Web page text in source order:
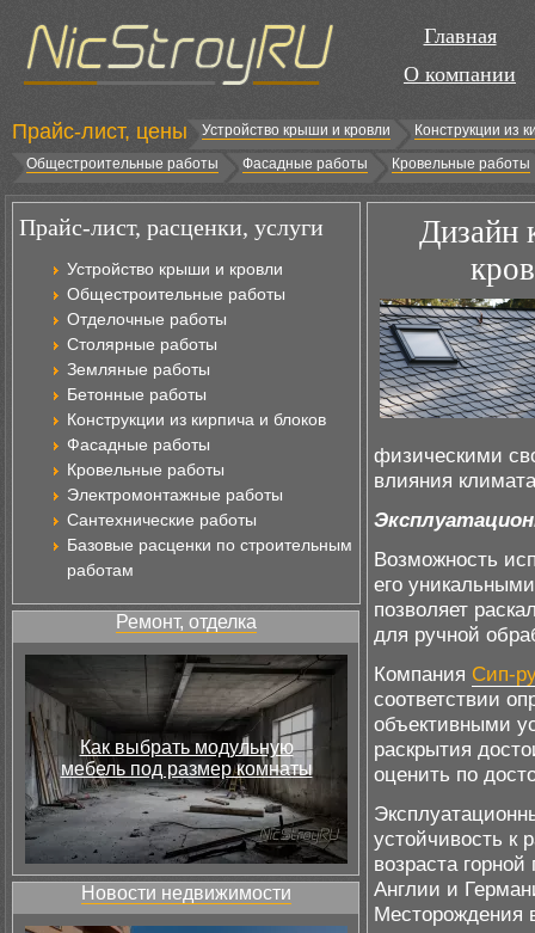
Главная
О компании
Прайс-лист, цены Устройство крыши и кровли
Конструкции из
Общестроительные работы
Фасадные работы Кровельные работы
Прайс-лист, расценки, услуги
Устройство крыши и кровли
Общестроительные работы
Отделочные работы
Столярные работы
Земляные работы
Бетонные работы
Конструкции из кирпича и блоков
Фасадные работы
Кровельные работы
Электромонтажные работы
Сантехнические работы
Базовые расценки по строительным
работам
Ремонт, отделка
Как выбрать модульную
мебель под размер комнаты
Новости недвижимости
Дизайн
физическими
влияния
Возможность
его
позволяет
для ручной
Компания Сип-
соответствии
объективными
раскрытия
оценить по
устойчивость к
возраста
Англии и
Месторождения